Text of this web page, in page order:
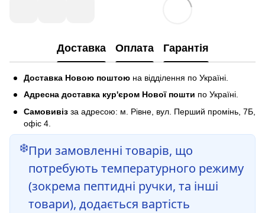
Доставка Оплата Гарантія
Доставка Новою поштою на відділення по Україні.
Адресна доставка кур'єром Нової пошти по Україні.
Самовивіз за адресою: м. Рівне, вул. Перший промінь, 7Б,
офіс 4.
❄️При замовленні товарів, що
потребують температурного режиму
(зокрема пептидні ручки, та інші
товари), додається вартість